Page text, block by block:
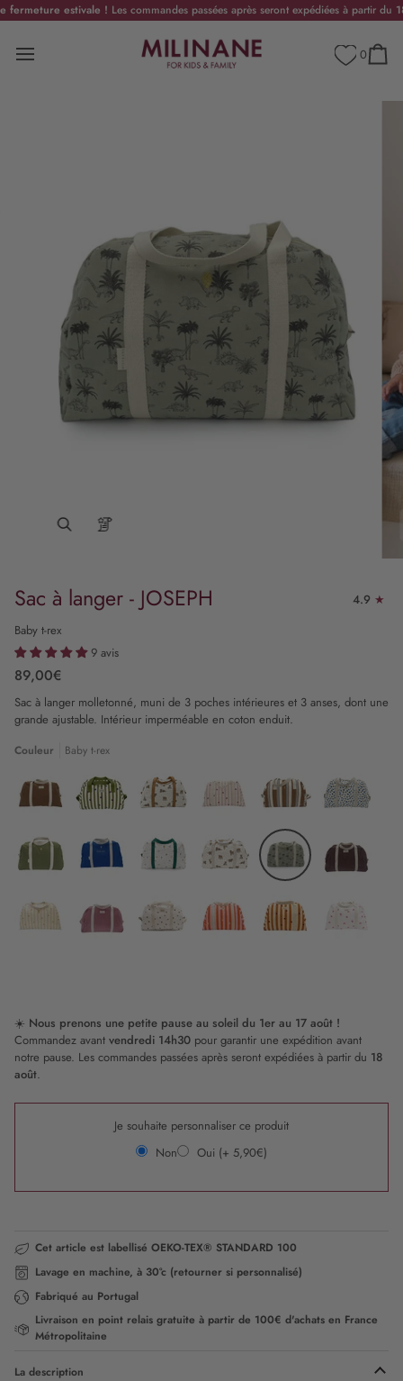
Passer
au
estivale !Les commandes passées après seront expédiées à partir du18 août.
Livraison en point relais offerte dès 100€ d'achats | En France Métropolitaine
0
Sac à langer - JOSEPH
4.9
Baby t-rex
9 avis
89,00€
Sac à langer molletonné, muni de 3 poches intérieures et 3 anses, dont une
grande ajustable. Intérieur imperméable en coton enduit.
Couleur Baby t-rex
Camel
Stripe
&
Love
Tigre
Brown
Candy
Cane
Rayure
Riviera
Cobalt
Milk
rex
☀️ Nous prenons une petite pause au soleil du 1er au 17 août !
Commandez avant vendredi 14h30 pour garantir une expédition avant
notre pause. Les commandes passées après seront expédiées à partir du 18
août.
Je souhaite personnaliser ce produit
Non
Oui (+ 5,90€)
Cet article est labellisé OEKO-TEX® STANDARD 100
Lavage en machine, à 30°c (retourner si personnalisé)
Fabriqué au Portugal
Livraison en point relais gratuite à partir de 100€ d'achats en France
Métropolitaine
La description